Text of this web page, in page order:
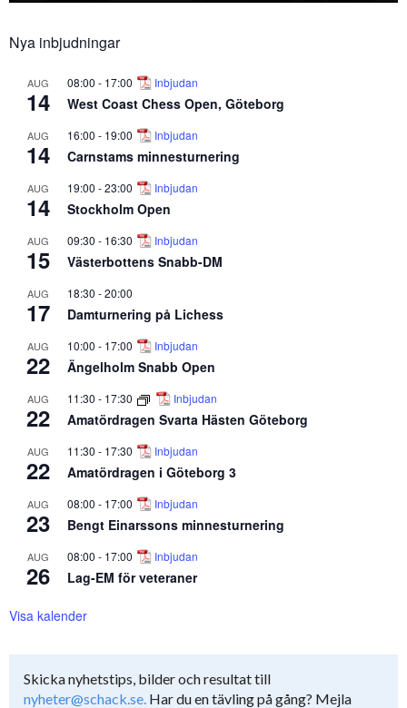
Nya inbjudningar
AUG
14
08:00 - 17:00 Inbjudan
West Coast Chess Open, Göteborg
AUG
14
16:00 - 19:00 Inbjudan
Carnstams minnesturnering
AUG
14
19:00 -23:00 Inbjudan
Stockholm Open
AUG
15
09:30 - 16:30 Inbjudan
Västerbottens Snabb-DM
AUG
17
18:30 -20:00
Damturnering på Lichess
AUG
22
10:00 - 17:00 Inbjudan
Ängelholm Snabb Open
AUG
22
11:30 - 17:30 Inbjudan
Amatördragen Svarta Hästen Göteborg
AUG
22
11:30 - 17:30 Inbjudan
Amatördragen i Göteborg 3
AUG
23
08:00 - 17:00 Inbjudan
Bengt Einarssons minnesturnering
AUG
26
08:00 - 17:00 Inbjudan
Lag-EM för veteraner
Visa kalender
Skicka nyhetstips, bilder och resultat till
nyheter@schack.se. Har du en tävling på gång? Mejla